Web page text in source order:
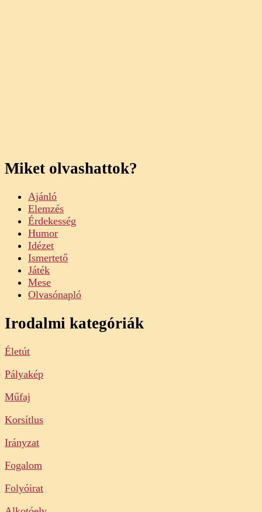
Miket olvashattok?
Ajánló
Elemzés
Érdekesség
Humor
Idézet
Ismertető
Játék
Mese
Olvasónapló
Irodalmi kategóriák
Életút
Pályakép
Műfaj
Korsítlus
Irányzat
Fogalom
Folyóirat